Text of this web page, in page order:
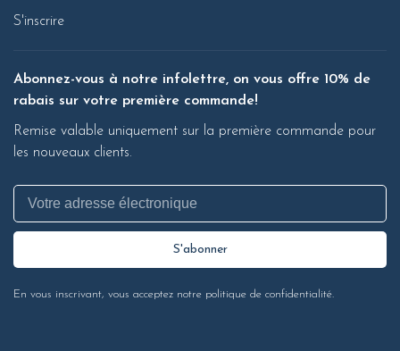
S'inscrire
Abonnez-vous à notre infolettre, on vous offre 10% de
rabais sur votre première commande!
Remise valable uniquement sur la première commande pour
les nouveaux clients.
S'abonner
En vous inscrivant, vous acceptez notre politique de confidentialité.